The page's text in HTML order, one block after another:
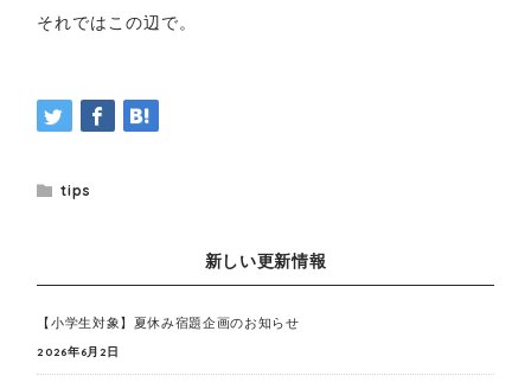
それではこの辺で。
tips
新しい更新情報
【小学生対象】夏休み宿題企画のお知らせ
2026年6月2日